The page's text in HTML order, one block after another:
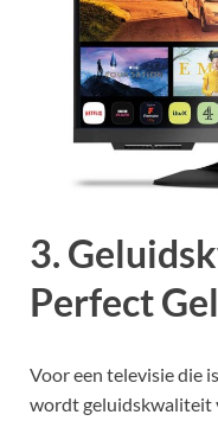
3.
Perfect
Voor een televisie die
wordt geluidskwaliteit